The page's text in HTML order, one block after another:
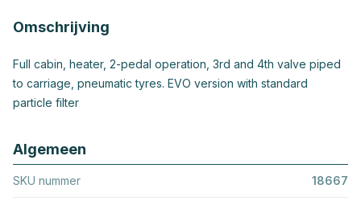
Omschrijving
Full cabin, heater, 2-pedal operation, 3rd and 4th valve piped
to carriage, pneumatic tyres. EVO version with standard
particle filter
Algemeen
SKU nummer 18667